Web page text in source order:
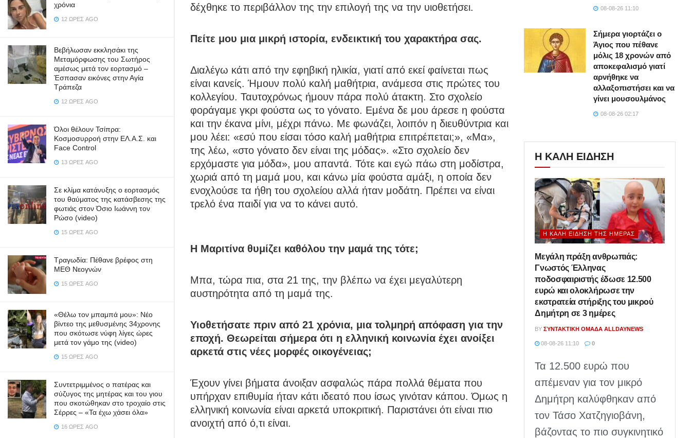
χρόνια
12 ΏΡΕΣ AGO
Βεβήλωσαν εκκλησάκι της
Μεταμόρφωσης του Σωτήρος
αμέσως μετά τον εορτασμό –
Έσπασαν εικόνες στην Αγία
Τράπεζα
12 ΏΡΕΣ AGO
Όλοι θέλουν Τσίπρα:
Κοσμοσυρροή στην ΕΛ.Α.Σ. και
Face Control
13 ΏΡΕΣ AGO
Σε κλίμα κατάνυξης ο εορτασμός
του θαύματος της κατάσβεσης της
φωτιάς στον Όσιο Ιωάννη τον
Ρώσο (video)
15 ΏΡΕΣ AGO
Τραγωδία: Πέθανε βρέφος στη
ΜΕΘ Νεογνών
15 ΏΡΕΣ AGO
«Θέλω τον μπαμπά μου»: Νέο
βίντεο της μεθυσμένης 34χρονης
που σκότωσε νύφη λίγες ώρες
μετά τον γάμο της (video)
15 ΏΡΕΣ AGO
Συντετριμμένος ο πατέρας και
σύζυγος της μητέρας και του γιου
που σκοτώθηκαν στο τροχαίο στις
Σέρρες – «Τα έχω χάσει όλα»
16 ΏΡΕΣ AGO
δέχθηκε το περιβάλλον της την επιλογή της να την υιοθετήσει.
Πείτε μου μια μικρή ιστορία, ενδεικτική του χαρακτήρα σας.
Διαλέγω κάτι από την εφηβική ηλικία, γιατί από εκεί φαίνεται πως
είναι κανείς. Ήμουν πολύ καλή μαθήτρια, ανάμεσα στις πρώτες του
κολλεγίου. Ταυτοχρόνως ήμουν πάρα πολύ άτακτη. Στο σχολείο
φοράγαμε γκρι φούστα ως το γόνατο. Εμένα δε μου άρεσε η φούστα
και την έκανα μίνι, μέχρι πάνω. Με φωνάζει, λοιπόν η διευθύντρια και
μου λέει: «εσύ που είσαι τόσο καλή μαθήτρια επιτρέπεται;», «Μα»,
της λέω, «στο γόνατο δεν είναι της μόδας». «Στο σχολείο δεν
ερχόμαστε για μόδα», μου απαντά. Τότε και εγώ πάω στη μοδίστρα,
χωριά από τη μαμά μου, και κάνω μία φούστα αμάξι, η οποία δεν
ενοχλούσε τα ήθη του σχολείου αλλά ήταν μοδάτη. Πρέπει να είναι
τρελό ένα παιδί για να το κάνει αυτό.
Η Μαριτίνα θυμίζει καθόλου την μαμά της τότε;
Μπα, τώρα πια, στα 21 της, την βλέπω να έχει μεγαλύτερη
αυστηρότητα από τη μαμά της.
Υιοθετήσατε πριν από 21 χρόνια, μια τολμηρή απόφαση για την
εποχή. Θεωρείται σήμερα ότι η ελληνική κοινωνία έχει ανοίξει
αρκετά στις νέες μορφές οικογένειας;
Έχουν γίνει βήματα άνοιξαν ασφαλώς πάρα πολλά θέματα που
υπήρχαν επιθυμία ήταν κάτι ιδεατό που ίσως γινόταν κάπου. Όμως η
ελληνική κοινωνία είναι αρκετά υποκριτική. Παριστάνει ότι είναι πιο
ανοιχτή από ό,τι είναι.
08-08-26 11:10
Σήμερα γιορτάζει ο
Άγιος που πέθανε
μόλις 18 χρονών από
αποκεφαλισμό γιατί
αρνήθηκε να
αλλαξοπιστήσει και να
γίνει μουσουλμάνος
08-08-26 02:17
Η ΚΑΛΗ ΕΙΔΗΣΗ
Η ΚΑΛΉ ΕΊΔΗΣΗ ΤΗΣ ΗΜΈΡΑΣ
Μεγάλη πράξη ανθρωπιάς:
Γνωστός Έλληνας
ποδοσφαιριστής έδωσε 12.500
ευρώ και ολοκλήρωσε την
εκστρατεία στήριξης του μικρού
Δημήτρη σε 3 ημέρες
BY ΣΥΝΤΑΚΤΙΚΉ ΟΜΆΔΑ ALLDAYNEWS
08-08-26 11:10 0
Τα 12.500 ευρώ που
απέμεναν για τον μικρό
Δημήτρη καλύφθηκαν από
τον Τάσο Χατζηγιοβάνη,
βάζοντας το πιο συγκινητικό